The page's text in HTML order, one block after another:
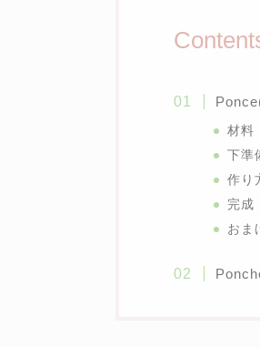
材料
下準
作り
完成
おま